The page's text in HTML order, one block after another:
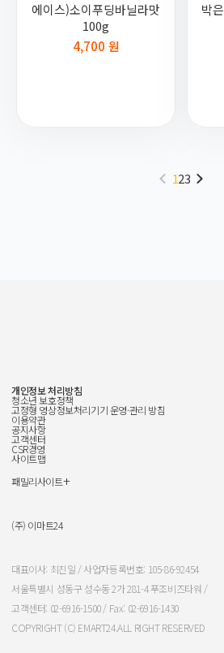
에이스)소이푸딩바닐라맛
100g
4,700 원
박
123
개인정보 처리방침
청소년 보호정책
고정형 영상정보처리기기 운영·관리 방침
이용약관
공지사항
고객센터
CSR경영
사이트맵
패밀리사이트+
신세계그룹
신세계백화점
이마트
신세계인터내셔날
신세계푸드
(주) 이마트24
대표이사: 최진일 / 사업자등록번호: 105-86-92454
서울특별시 성동구 성수동 2가 281-4 푸조비즈타워 /
고객센터: 02-6916-1500 / Fax: 02-6916-1430
COPYRIGHT (C) EMART24.ALL RIGHT RESERVED